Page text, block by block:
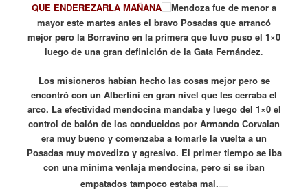
QUE ENDEREZARLA MAÑANA
Mendoza fue de menor a
mayor este martes antes el bravo Posadas que arrancó
mejor pero la Borravino en la primera que tuvo puso el 1×0
luego de una gran definición de la Gata Fernández.
Los misioneros habían hecho las cosas mejor pero se
encontró con un Albertini en gran nivel que les cerraba el
arco. La efectividad mendocina mandaba y luego del 1×0 el
control de balón de los conducidos por Armando Corvalan
era muy bueno y comenzaba a tomarle la vuelta a un
Posadas muy movedizo y agresivo. El primer tiempo se iba
con una minima ventaja mendocina, pero si se iban
empatados tampoco estaba mal.